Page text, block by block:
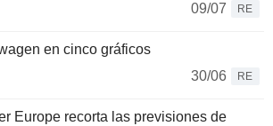
09/07
RE
en cinco gráficos
30/06
RE
Europe recorta las previsiones de